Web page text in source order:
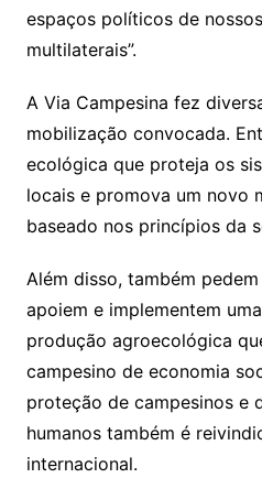
espaços políticos de
multilaterais”.
A Via Campesina fez
mobilização convocada.
ecológica que proteja os
locais e promova um novo
baseado nos princípios da
Além disso, também
apoiem e implementem
produção agroecológica
campesino de economia
proteção de campesinos e
humanos também é
internacional.